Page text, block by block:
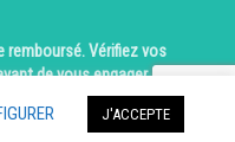
remboursé. Vérifiez vos
de vous engager.
Contact
J'ACCEPTE